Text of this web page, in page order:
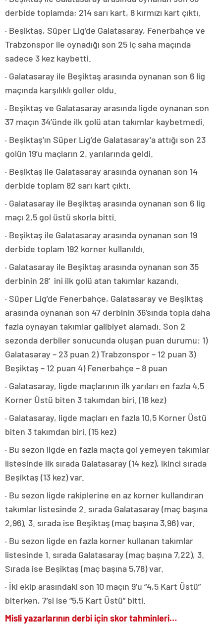
derbide toplamda; 214 sarı kart, 8 kırmızı kart çıktı.
· Beşiktaş, Süper Lig’de Galatasaray, Fenerbahçe ve
Trabzonspor ile oynadığı son 25 iç saha maçında
sadece 3 kez kaybetti.
· Galatasaray ile Beşiktaş arasında oynanan son 6 lig
maçında karşılıklı goller oldu.
· Beşiktaş ve Galatasaray arasında ligde oynanan son
37 maçın 34’ünde ilk golü atan takımlar kaybetmedi.
· Beşiktaş’ın Süper Lig’de Galatasaray’a attığı son 23
golün 19’u maçların 2. yarılarında geldi.
· Beşiktaş ile Galatasaray arasında oynanan son 14
derbide toplam 82 sarı kart çıktı.
· Galatasaray ile Beşiktaş arasında oynanan son 6 lig
maçı 2,5 gol üstü skorla bitti.
· Beşiktaş ile Galatasaray arasında oynanan son 19
derbide toplam 192 korner kullanıldı.
· Galatasaray ile Beşiktaş arasında oynanan son 35
derbinin 28′ini ilk golü atan takımlar kazandı.
· Süper Lig’de Fenerbahçe, Galatasaray ve Beşiktaş
arasında oynanan son 47 derbinin 36’sında topla daha
fazla oynayan takımlar galibiyet alamadı. Son 2
sezonda derbiler sonucunda oluşan puan durumu: 1)
Galatasaray – 23 puan 2) Trabzonspor – 12 puan 3)
Beşiktaş – 12 puan 4) Fenerbahçe – 8 puan
· Galatasaray, ligde maçlarının ilk yarıları en fazla 4,5
Korner Üstü biten 3 takımdan biri. (18 kez)
· Galatasaray, ligde maçları en fazla 10,5 Korner Üstü
biten 3 takımdan biri. (15 kez)
· Bu sezon ligde en fazla maçta gol yemeyen takımlar
listesinde ilk sırada Galatasaray (14 kez), ikinci sırada
Beşiktaş (13 kez) var.
· Bu sezon ligde rakiplerine en az korner kullandıran
takımlar listesinde 2. sırada Galatasaray (maç başına
2,96), 3. sırada ise Beşiktaş (maç başına 3,96) var.
· Bu sezon ligde en fazla korner kullanan takımlar
listesinde 1. sırada Galatasaray (maç başına 7,22), 3.
Sırada ise Beşiktaş (maç başına 5,78) var.
· İki ekip arasındaki son 10 maçın 9’u “4,5 Kart Üstü”
biterken, 7’si ise “5,5 Kart Üstü” bitti.
Misli yazarlarının derbi için skor tahminleri…